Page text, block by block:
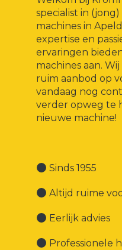
specialist in
machines in
expertise en
ervaringen
machines aan.
ruim aanbod op
vandaag nog
verder opweg te
nieuwe machine!
Sinds 1955
Altijd ruime
Eerlijk advies
Professionele